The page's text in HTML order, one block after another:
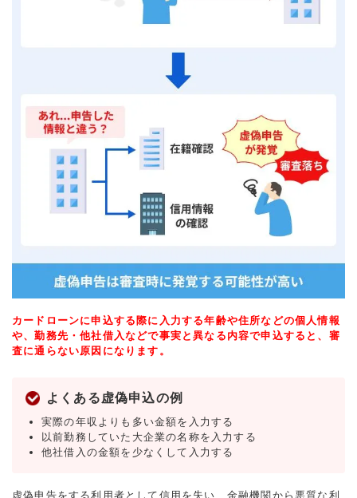
カードローンに申込する際に入力する年齢や住所などの個人情報
や、勤務先・他社借入などで事実と異なる内容で申込すると、審
査に通らない原因になります。
よくある虚偽申込の例
実際の年収よりも多い金額を入力する
以前勤務していた大企業の名称を入力する
他社借入の金額を少なくして入力する
虚偽申告をする利用者として信用を失い、金融機関から悪質な利